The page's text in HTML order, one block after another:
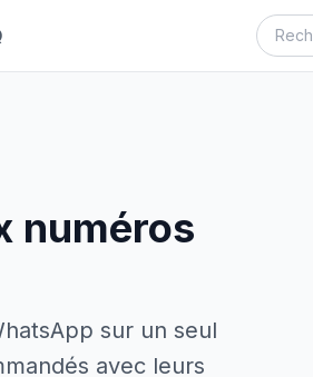
numéros
sur un seul
avec leurs